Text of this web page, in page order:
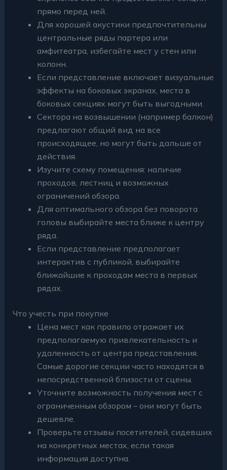
прямо перед ней.
Для хорошей акустики предпочтительны
центральные ряды партера или
амфитеатра, избегайте мест у стен или
колонн.
Если представление включает визуальные
эффекты на боковых экранах, места в
боковых секциях могут быть выгодными.
Сектора на возвышении (например балкон)
предлагают общий вид на все
происходящее, но могут быть дальше от
действия.
Изучите схему помещения: наличие
проходов, лестниц и возможных
ограничений обзора.
Для оптимального обзора без поворота
головы выбирайте места ближе к центру
ряда.
Если представление предполагает
интерактив с публикой, выбирайте
ближайшие к проходам места в первых
рядах.
Что учесть при покупке
Цена мест как правило отражает их
предполагаемую привлекательность и
удаленность от центра представления.
Самые дорогие секции часто находятся в
непосредственной близости от сцены.
Уточните возможность получения мест с
ограниченным обзором – они могут быть
дешевле.
Проверьте отзывы посетителей, сидевших
на конкретных местах, если такая
информация доступна.